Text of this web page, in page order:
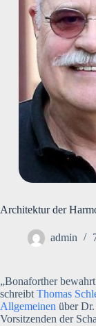
Architektur der
admin
„Bonaforther
schreibt Thomas
Allgemeinen über
Vorsitzenden der